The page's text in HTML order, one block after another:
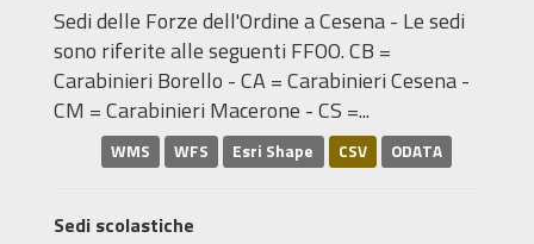
Sedi delle Forze dell'Ordine a Cesena - Le sedi
sono riferite alle seguenti FFOO. CB =
Carabinieri Borello - CA = Carabinieri Cesena -
CM = Carabinieri Macerone - CS =...
WMS WFS Esri Shape CSV ODATA
Sedi scolastiche